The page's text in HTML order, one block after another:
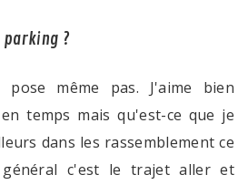
parking ?
même pas. J'aime bien
temps mais qu'est-ce que je
dans les rassemblement ce
c'est le trajet aller et